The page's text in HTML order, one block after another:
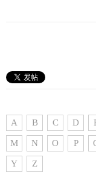
A B C D
M N O P
Y Z